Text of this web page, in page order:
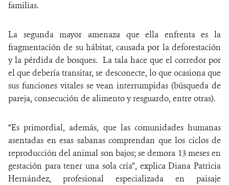
familias.
La segunda mayor amenaza que ella enfrenta es la
fragmentación de su hábitat, causada por la deforestación
y la pérdida de bosques. La tala hace que el corredor por
el que debería transitar, se desconecte, lo que ocasiona que
sus funciones vitales se vean interrumpidas (búsqueda de
pareja, consecución de alimento y resguardo, entre otras).
“Es primordial, además, que las comunidades humanas
asentadas en esas sabanas comprendan que los ciclos de
reproducción del animal son bajos; se demora 13 meses en
gestación para tener una sola cría”, explica Diana Patricia
Hernández, profesional especializada en paisaje